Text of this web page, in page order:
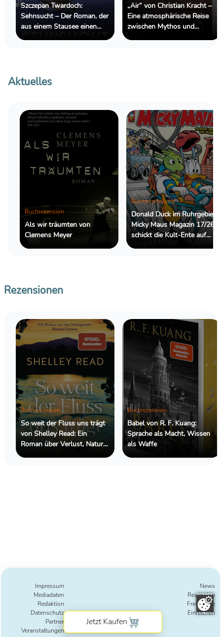
Szczepan Twardoch:
Sehnsucht – Der Roman, der
aus einem Stausee einen
Ozean macht
„Air“ von Christian Kracht –
Eine atmosphärische Reise
zwischen Mythos und
Wirklichkeit
Aktuelles
Buchrezension
Als wir träumten von
Clemens Meyer
Buchvorstellung
Donald Duck im Ruhrgebiet:
Micky Maus Magazin 17/26
schickt die Kult-Ente auf
eine außergewöhnliche
Rezensionen
Buchrezension
So weit der Fluss uns trägt
von Shelley Read: Ein
Roman über Verlust, Natur
und die Kraft des
Buchrezension
Babel von R. F. Kuang:
Sprache als Macht, Wissen
als Waffe
Impressum
Mediadaten
Redaktion
Datenschutz
Partner
Veranstaltungen
News
Rezension
Freie Texte
Einreichen